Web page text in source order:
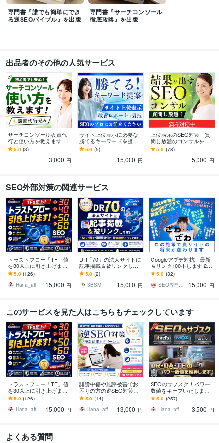
専門書『誰でも簡単にでき
る逆SEOバイブル』を出版
専門書『サーチコンソール
徹底攻略』を出版
出品者のその他の人気サービス
サーチコンソール設置代
行と使い方を教えます ア
マゾンで好評発売中のサ
ーチコンソール解説本の
5.0 (3)
3,000 円
サイト上位表示に必要な
勝てるキーワードを提案
します キーワードリスト+
【おまけ】改善レポート
5.0 (5)
15,000 円
満枠対応中
上位表示のSEO対策｜質
問し放題のコンサルをし
ます SEOの悩みを何でも
相談！プロが解決しま
5.0 (78)
5,000 円
SEO外部対策の関連サービス
トラストフロー「TF」値
を30以上に引き上げます
TF60以上も可能！Google
上位表示の近道に！
5.0 (126)
Hana_aff
15,000 円
DR「70」の法人サイトに
記事掲載＆被リンクしま
す ★検索順位の上昇、ド
メインパワーを強化した
い方にオススメ！
5.0 (2)
SBSM
15,000 円
Googleアプデ対抗！最新
被リンク100本します 202
6年のアップデートで順位
下落した方も救う最高の
特効薬！
5.0 (32)
SEO専門コンサルタント
15,000 円
このサービスを見た人はこちらもチェックしています
トラストフロー「TF」値
を30以上に引き上げます
TF60以上も可能！Google
上位表示の近道に！
5.0 (126)
Hana_aff
15,000 円
誹謗中傷や風評被害でお
困りの方の逆SEO対策し
ます ネット上での嫌がら
せでお困りの方への【逆S
EO対策】です。
5.0 (14)
Hana_aff
13,000 円
SEOのサブスク！パワー
数値をキープいたします
特典あり！DR/UR/DA/TF
等の指標を維持し続けま
す！
5.0 (257)
Hana_aff
3,500 円
よくある質問